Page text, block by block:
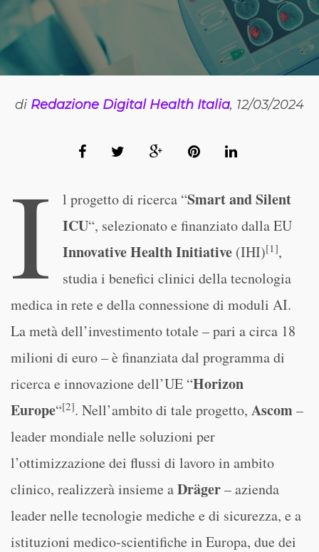
di Redazione Digital Health Italia, 12/03/2024
I l progetto di ricerca “Smart and Silent
ICU“, selezionato e finanziato dalla EU
Innovative Health Initiative(IHI)[1],
studia i benefici clinici della tecnologia
medica in rete e della connessione di moduli AI.
La metà dell’investimento totale – pari a circa 18
milioni di euro – è finanziata dal programma di
ricerca e innovazione dell’UE “Horizon
Europe“[2]. Nell’ambito di tale progetto, Ascom–
leader mondiale nelle soluzioni per
l’ottimizzazione dei flussi di lavoro in ambito
clinico, realizzerà insieme aDräger– azienda
leader nelle tecnologie mediche e di sicurezza, e a
istituzioni medico-scientifiche in Europa, due dei